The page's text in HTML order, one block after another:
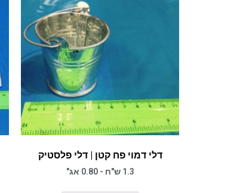
דלי דמוי פח קטן | דלי פלסטיק
1.3 ש"ח - 0.80 אג"